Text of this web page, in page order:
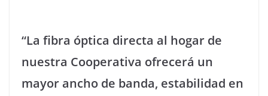
“La fibra óptica directa al hogar de
nuestra Cooperativa ofrecerá un
mayor ancho de banda, estabilidad en